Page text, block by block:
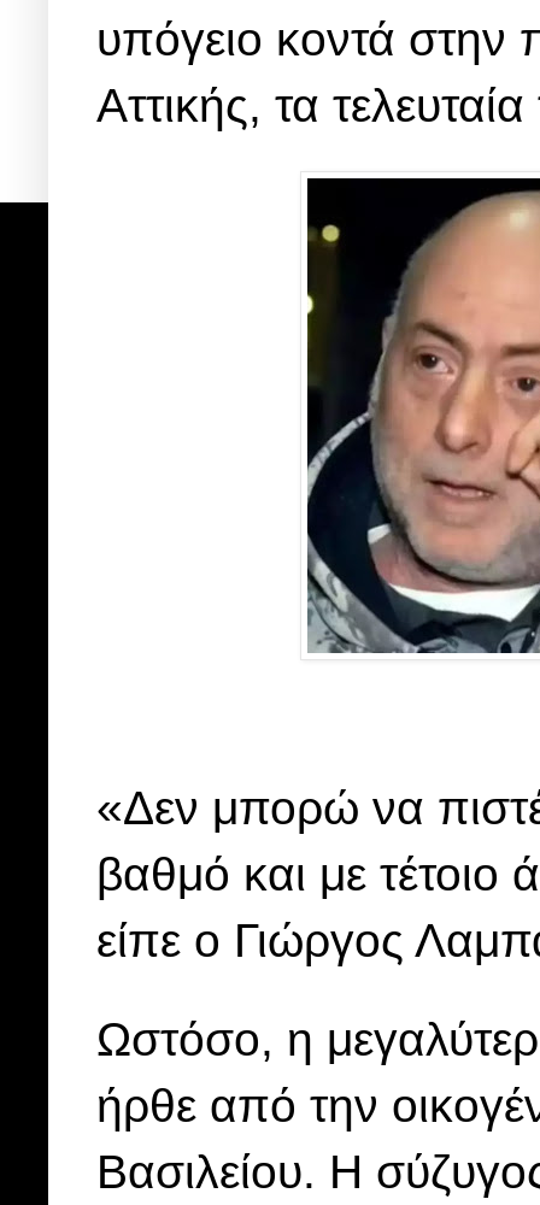
υπόγειο κοντά στην
Αττικής, τα
«Δεν μπορώ να
βαθμό και με
είπε ο Γιώργος
Ωστόσο, η
ήρθε από την
Βασιλείου. Η